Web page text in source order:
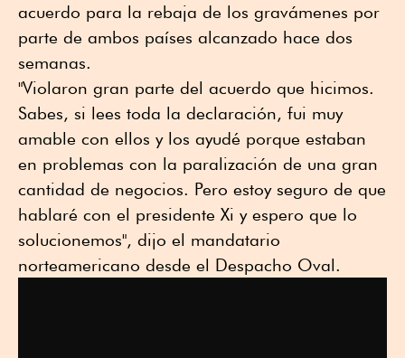
acuerdo para la rebaja de los gravámenes por
parte de ambos países alcanzado hace dos
semanas.
"Violaron gran parte del acuerdo que hicimos.
Sabes, si lees toda la declaración, fui muy
amable con ellos y los ayudé porque estaban
en problemas con la paralización de una gran
cantidad de negocios. Pero estoy seguro de que
hablaré con el presidente Xi y espero que lo
solucionemos", dijo el mandatario
norteamericano desde el Despacho Oval.